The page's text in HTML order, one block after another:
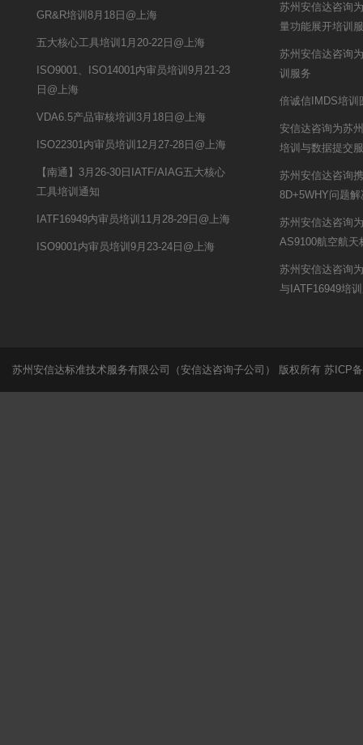
GR&R培训8月18日@上海
五大核心工具培训1月20-22日@上海
ISO9001、ISO14001内审员培训9月21-23
日@上海
VDA6.5产品审核培训3月18日@上海
ISO22301内审员培训12月27-28日@上海
【南通】3月26-30日IATF/AIAG五大核心
工具培训通知
IATF16949内审员培训11月28-29日@上海
ISO9001内审员培训9月23-24日@上海
苏州安信达咨询
量功能展开培训
苏州安信达咨询
训服务
倍诚信IMDS培训
安信达咨询为苏
培训与数据提交
苏州安信达咨询
8D+5WHY问题
苏州安信达咨询
AS9100航空航天
苏州安信达咨询
与IATF16949培
苏州安信达标准技术服务有限公司（安信达咨询子公司） 版权所有 苏ICP